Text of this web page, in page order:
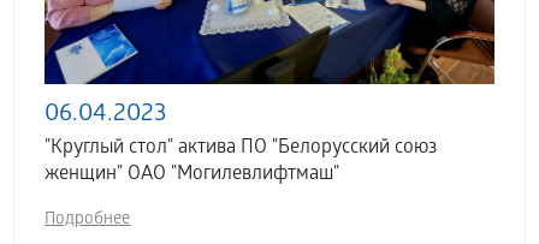
06.04.2023
"Круглый стол" актива ПО "Белорусский союз
женщин" ОАО "Могилевлифтмаш"
Подробнее